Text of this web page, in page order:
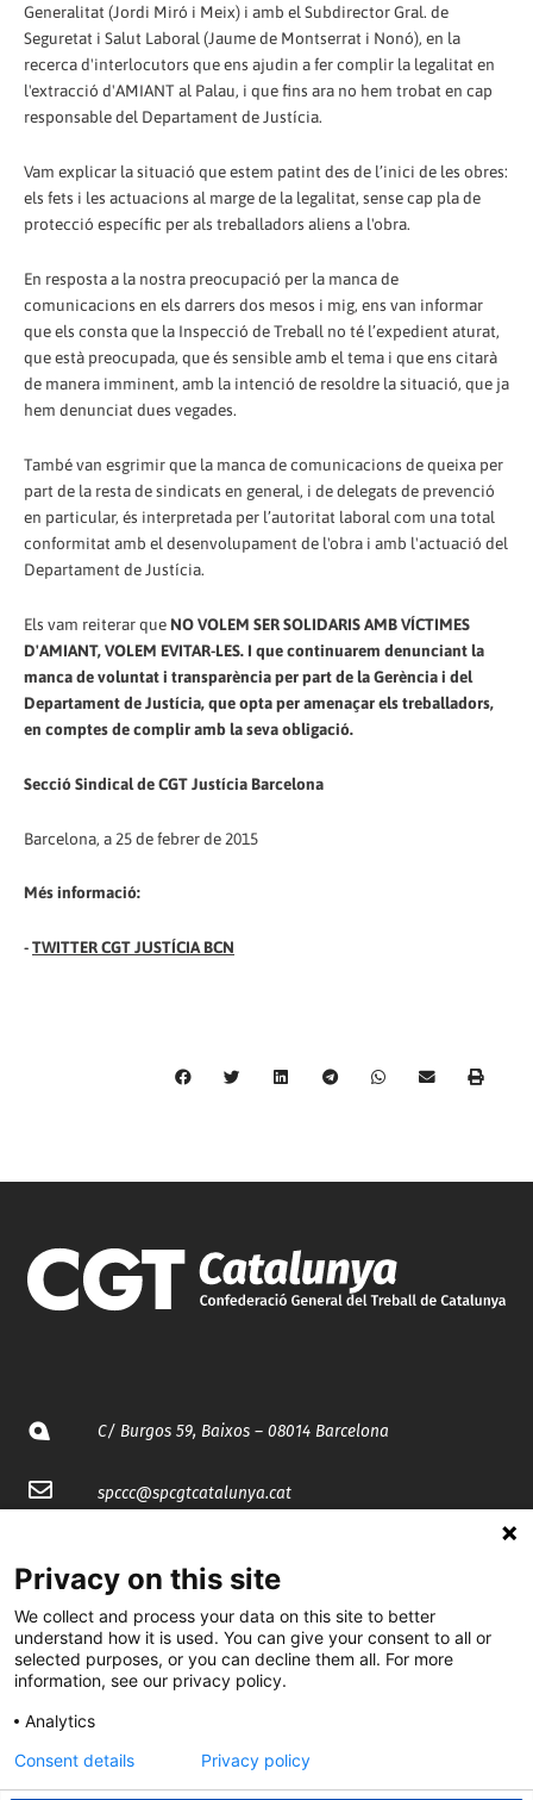
Generalitat (Jordi Miró i Meix) i amb el Subdirector Gral. de
Seguretat i Salut Laboral (Jaume de Montserrat i Nonó), en la
recerca d'interlocutors que ens ajudin a fer complir la legalitat en
l'extracció d'AMIANT al Palau, i que fins ara no hem trobat en cap
responsable del Departament de Justícia.
Vam explicar la situació que estem patint des de l’inici de les obres:
els fets i les actuacions al marge de la legalitat, sense cap pla de
protecció específic per als treballadors aliens a l'obra.
En resposta a la nostra preocupació per la manca de
comunicacions en els darrers dos mesos i mig, ens van informar
que els consta que la Inspecció de Treball no té l’expedient aturat,
que està preocupada, que és sensible amb el tema i que ens citarà
de manera imminent, amb la intenció de resoldre la situació, que ja
hem denunciat dues vegades.
També van esgrimir que la manca de comunicacions de queixa per
part de la resta de sindicats en general, i de delegats de prevenció
en particular, és interpretada per l’autoritat laboral com una total
conformitat amb el desenvolupament de l'obra i amb l'actuació del
Departament de Justícia.
Els vam reiterar que NO VOLEM SER SOLIDARIS AMB VÍCTIMES
D'AMIANT, VOLEM EVITAR-LES. I que continuarem denunciant la
manca de voluntat i transparència per part de la Gerència i del
Departament de Justícia, que opta per amenaçar els treballadors,
en comptes de complir amb la seva obligació.
Secció Sindical de CGT Justícia Barcelona
Barcelona, a 25 de febrer de 2015
Més informació:
-TWITTER CGT JUSTÍCIA BCN
C/ Burgos 59, Baixos – 08014 Barcelona
spccc@spcgtcatalunya.cat
@CGTCatalunya
cgtcatalunya
CGTCatalunya
cgtcatalunya
Privacy on this site
We collect and process your data on this site to better
understand how it is used. You can give your consent to all or
selected purposes, or you can decline them all. For more
information, see our privacy policy.
Analytics
Consent details
Privacy policy